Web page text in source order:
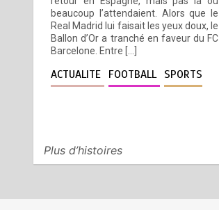
génétique et de la
biotechnologie
août 6, 2026 3 minutes 1 jour
beaucoup l’attendaient. Alors que le
Real Madrid lui faisait les yeux doux, le
Ballon d’Or a tranché en faveur du FC
Barcelone. Entre […]
ACTUALITE FOOTBALL SPORTS
Plus d’histoires